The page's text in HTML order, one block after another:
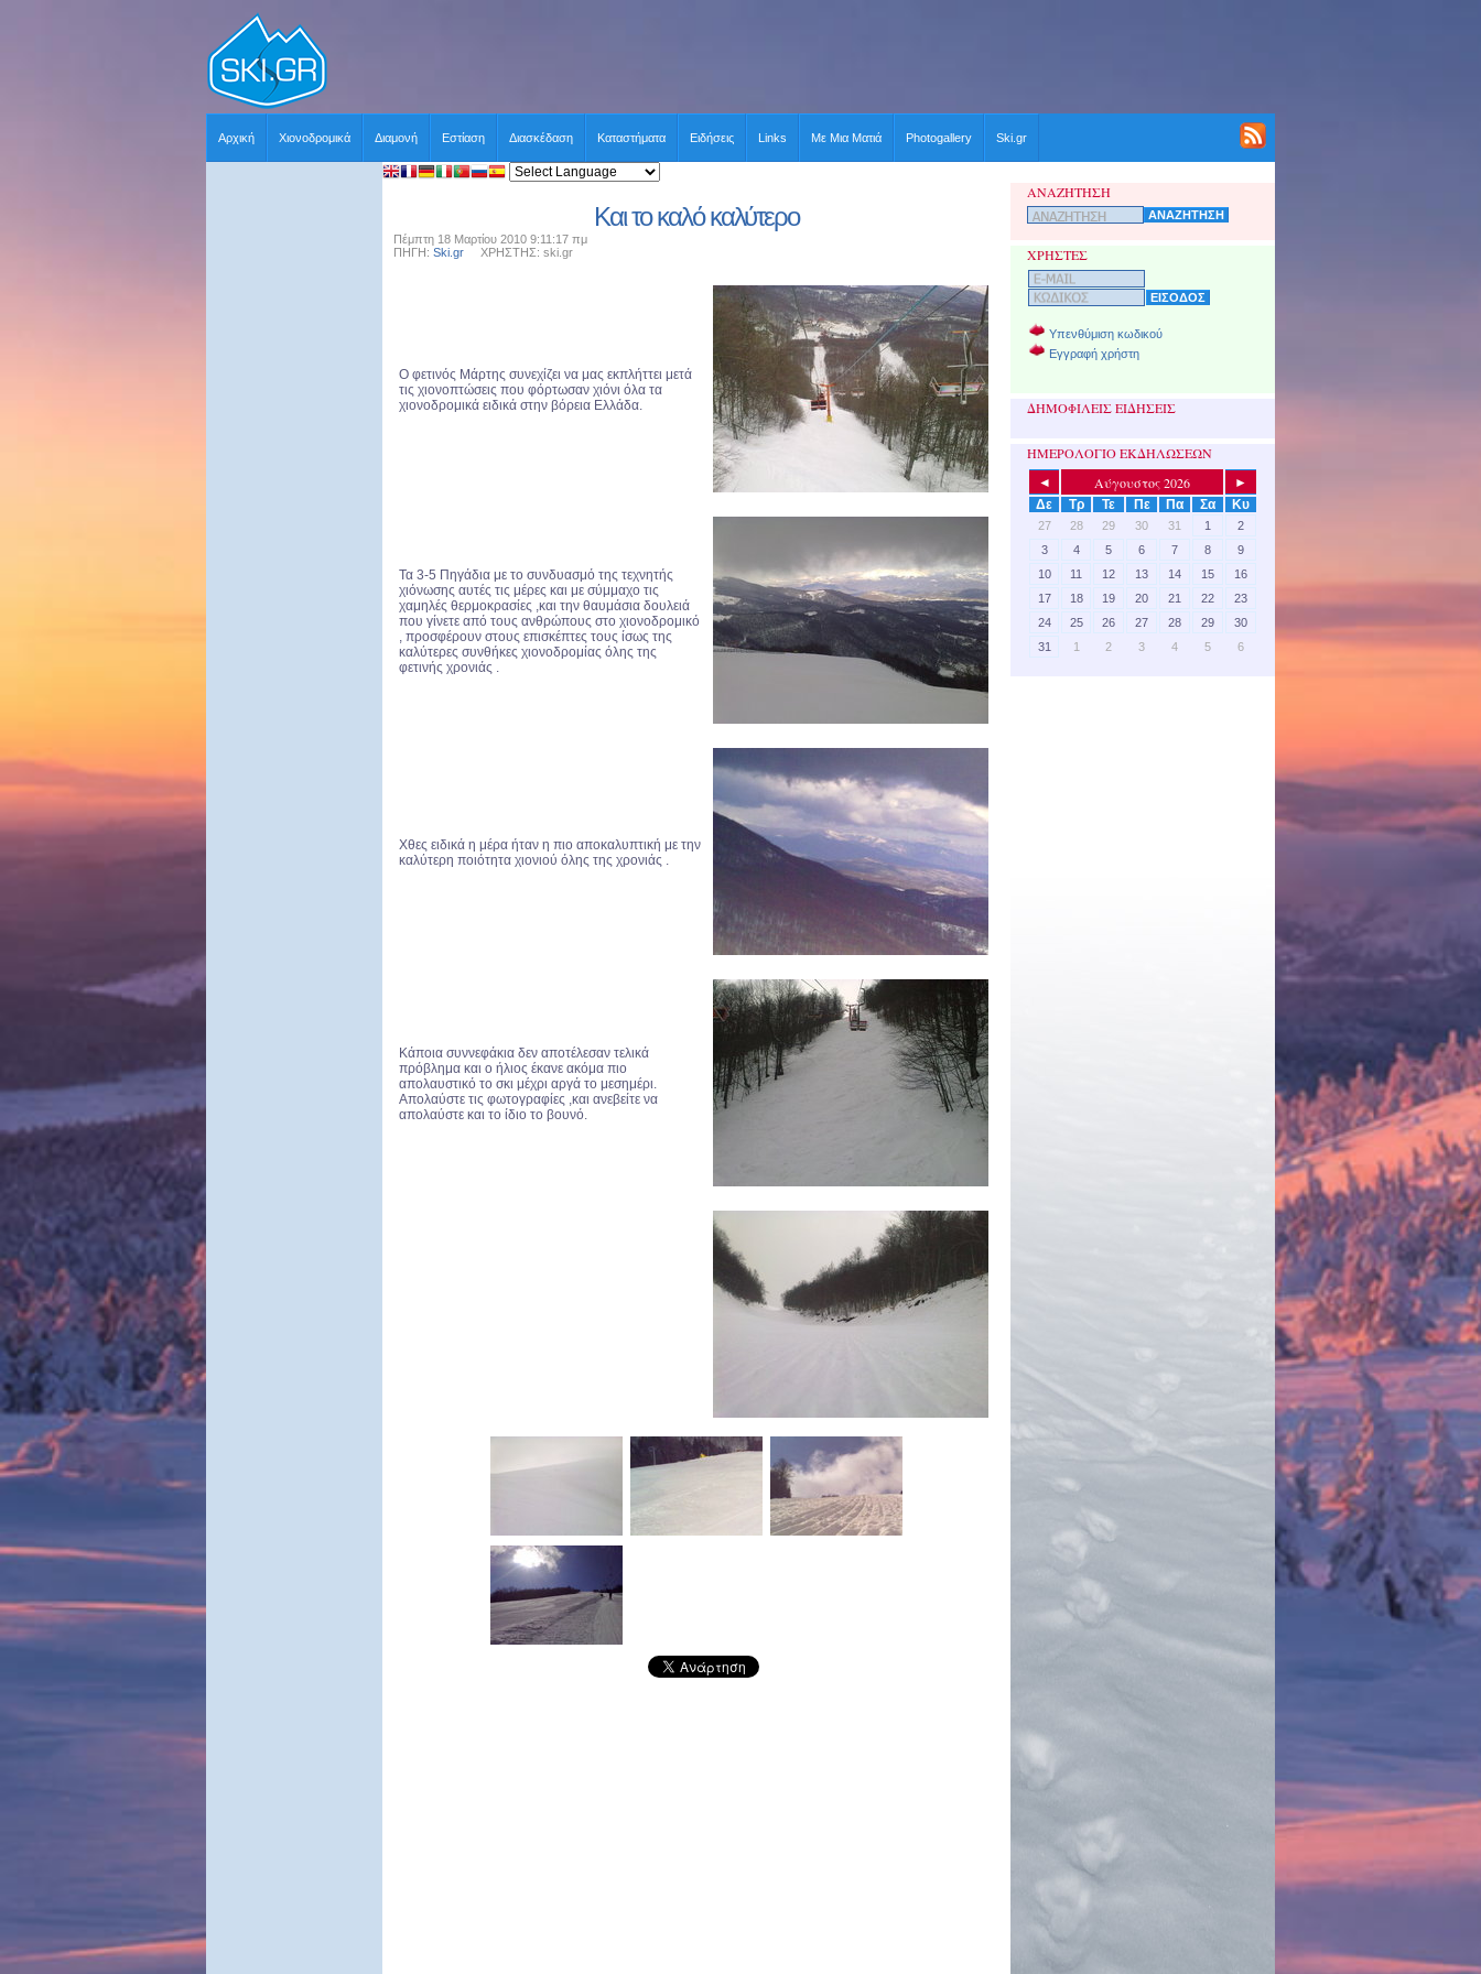
Αρχική Χιονοδρομικά Διαμονή Εστίαση Διασκέδαση Καταστήματα Ειδήσεις Links Με Μια Ματιά Photogallery Ski.gr
Και το καλό καλύτερο
Πέμπτη 18 Μαρτίου 2010 9:11:17 πμ
ΠΗΓΗ: Ski.gr ΧΡΗΣΤΗΣ: ski.gr
O φετινός Μάρτης συνεχίζει να μας εκπλήττει μετά
τις χιονοπτώσεις που φόρτωσαν χιόνι όλα τα
χιονοδρομικά ειδικά στην βόρεια Ελλάδα.
Τα 3-5 Πηγάδια με το συνδυασμό της τεχνητής
χιόνωσης αυτές τις μέρες και με σύμμαχο τις
χαμηλές θερμοκρασίες ,και την θαυμάσια δουλειά
που γίνετε από τους ανθρώπους στο χιονοδρομικό
, προσφέρουν στους επισκέπτες τους ίσως της
καλύτερες συνθήκες χιονοδρομίας όλης της
φετινής χρονιάς .
Χθες ειδικά η μέρα ήταν η πιο αποκαλυπτική με την
καλύτερη ποιότητα χιονιού όλης της χρονιάς .
Κάποια συννεφάκια δεν αποτέλεσαν τελικά
πρόβλημα και ο ήλιος έκανε ακόμα πιο
απολαυστικό το σκι μέχρι αργά το μεσημέρι.
Απολαύστε τις φωτογραφίες ,και ανεβείτε να
απολαύστε και το ίδιο το βουνό.
ΑΝΑΖΗΤΗΣΗ
ΧΡΗΣΤΕΣ
Υπενθύμιση κωδικού
Εγγραφή χρήστη
ΔΗΜΟΦΙΛΕΙΣ ΕΙΔΗΣΕΙΣ
ΗΜΕΡΟΛΟΓΙΟ ΕΚΔΗΛΩΣΕΩΝ
◄ Αύγουστος 2026
►
Δε
Τρ Τε Πε Πα Σα Κυ
27 28 29 30 31 1
2
3
4 5 6 7 8
9
10
11 12 13 14 15
16
17
18 19 20 21 22
23
24
25 26 27 28 29
30
31
1 2 3 4 5 6